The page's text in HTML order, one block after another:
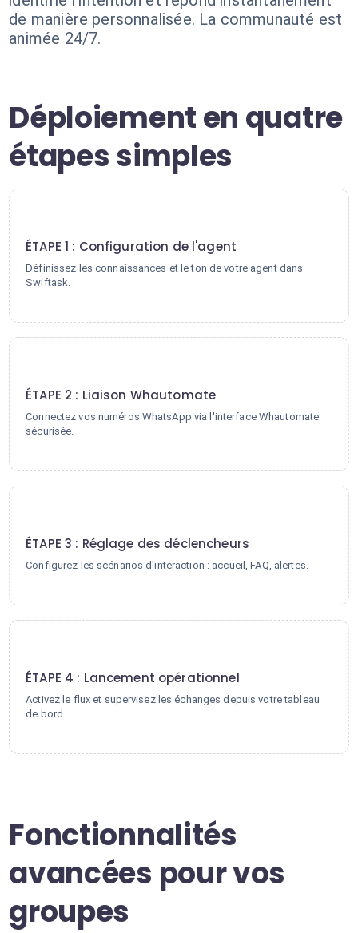
de manière personnalisée. La communauté est
animée 24/7.
Déploiement en quatre
étapes simples
ÉTAPE 1 : Configuration de l'agent
Définissez les connaissances et le ton de votre agent dans
Swiftask.
ÉTAPE 2 : Liaison Whautomate
Connectez vos numéros WhatsApp via l'interface Whautomate
sécurisée.
ÉTAPE 3 : Réglage des déclencheurs
Configurez les scénarios d'interaction : accueil, FAQ, alertes.
ÉTAPE 4 : Lancement opérationnel
Activez le flux et supervisez les échanges depuis votre tableau
de bord.
Fonctionnalités
avancées pour vos
groupes